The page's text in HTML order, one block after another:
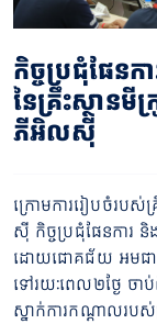
កិច្ចប្រជុំផែនក
នៃគ្រឹះស្ថានមី
ភីអិលស៊ី
ក្រោមការរៀបចំរបស់
ស៊ី កិច្ចប្រជុំផែនការ និ
ដោយជោគជ័យ អមជាមួ
ទៅរយៈពេល២ថ្ងែ ចា
ស្នាក់ការកណ្តាលរបស់